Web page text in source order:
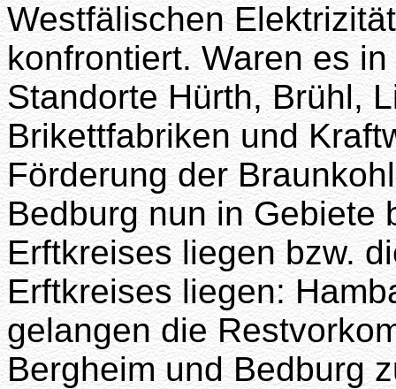
Westfälischen
konfrontiert. Waren es
Standorte Hürth, Brühl,
Brikettfabriken und
Förderung der
Bedburg nun in Gebiete
Erftkreises liegen bzw.
Erftkreises liegen:
gelangen die
Bergheim und Bedburg